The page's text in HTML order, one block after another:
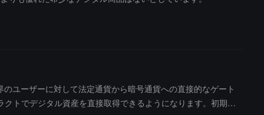
ユーザーに対して法定通貨から暗号通貨への直接的なゲート
トでデジタル資産を直接取得できるようになります。初期の